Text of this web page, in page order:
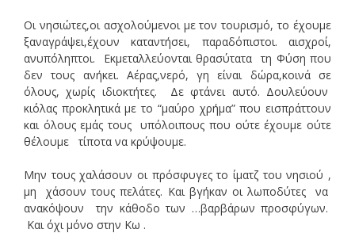
Οι νησιώτες,οι ασχολούμενοι με τον τουρισμό, το έχουμε
ξαναγράψει,έχουν καταντήσει, παραδόπιστοι. αισχροί,
ανυπόληπτοι. Εκμεταλλεύονται θρασύτατα τη Φύση που
δεν τους ανήκει. Αέρας,νερό, γη είναι δώρα,κοινά σε
όλους, χωρίς ιδιοκτήτες. Δε φτάνει αυτό. Δουλεύουν
κιόλας προκλητικά με το “μαύρο χρήμα” που εισπράττουν
και όλους εμάς τους υπόλοιπους που ούτε έχουμε ούτε
θέλουμε τίποτα να κρύψουμε.
Μην τους χαλάσουν οι πρόσφυγες το ίματζ του νησιού ,
μη χάσουν τους πελάτες. Και βγήκαν οι λωποδύτες να
ανακόψουν την κάθοδο των …βαρβάρων προσφύγων.
Και όχι μόνο στην Κω .